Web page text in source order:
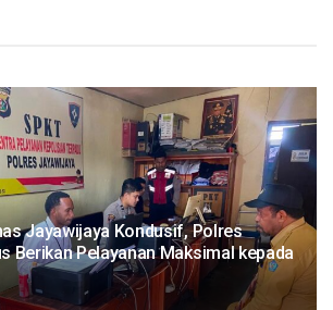
Jayawijaya Kondusif, Polres
Berikan Pelayanan Maksimal kepada